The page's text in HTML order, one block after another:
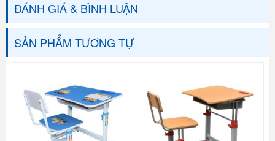
ĐÁNH GIÁ & BÌNH LUẬN
SẢN PHẨM TƯƠNG TỰ